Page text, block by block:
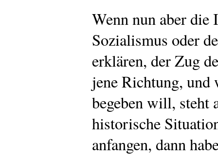
Wenn nun aber die
Sozialismus oder
erklären, der Zug
jene Richtung, und
begeben will, steht
historische
anfangen, dann